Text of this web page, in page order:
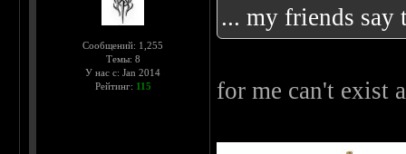
Сообщений: 1,255
Темы: 8
У нас с: Jan 2014
Рейтинг: 115
... my friends say
for me can't exist